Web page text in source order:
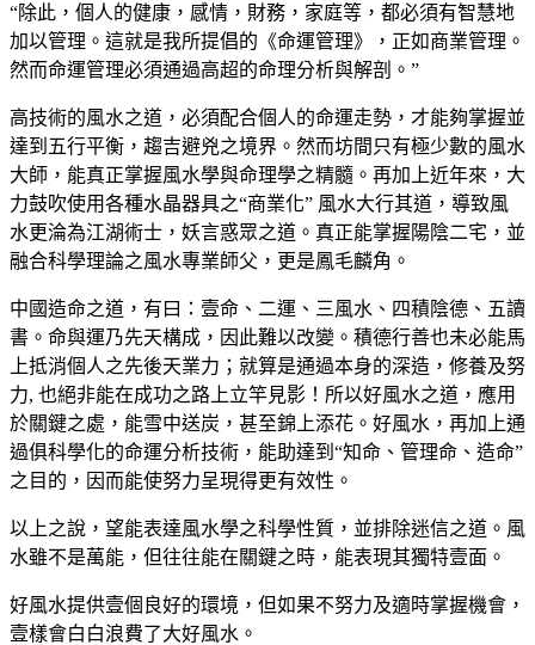
“除此，個人的健康，感情，財務，家庭等，都必須有智慧地
加以管理。這就是我所提倡的《命運管理》，正如商業管理。
然而命運管理必須通過高超的命理分析與解剖。”
高技術的風水之道，必須配合個人的命運走勢，才能夠掌握並
達到五行平衡，趨吉避兇之境界。然而坊間只有極少數的風水
大師，能真正掌握風水學與命理學之精髓。再加上近年來，大
力鼓吹使用各種水晶器具之“商業化” 風水大行其道，導致風
水更淪為江湖術士，妖言惑眾之道。真正能掌握陽陰二宅，並
融合科學理論之風水專業師父，更是鳳毛麟角。
中國造命之道，有曰：壹命、二運、三風水、四積陰德、五讀
書。命與運乃先天構成，因此難以改變。積德行善也未必能馬
上抵消個人之先後天業力；就算是通過本身的深造，修養及努
力, 也絕非能在成功之路上立竿見影！所以好風水之道，應用
於關鍵之處，能雪中送炭，甚至錦上添花。好風水，再加上通
過俱科學化的命運分析技術，能助達到“知命、管理命、造命”
之目的，因而能使努力呈現得更有效性。
以上之說，望能表達風水學之科學性質，並排除迷信之道。風
水雖不是萬能，但往往能在關鍵之時，能表現其獨特壹面。
好風水提供壹個良好的環境，但如果不努力及適時掌握機會，
壹樣會白白浪費了大好風水。